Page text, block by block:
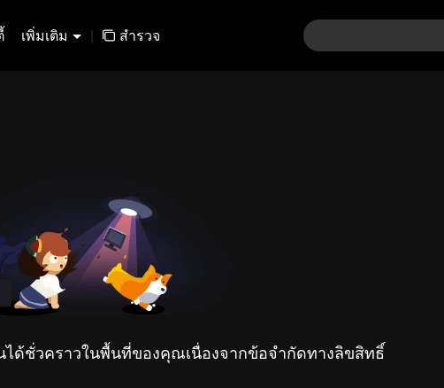
เพิ่มเติม | สำรวจ
ด้ชั่วคราวในพื้นที่ของคุณเนื่องจากข้อจำกัดทางลิขสิทธิ์